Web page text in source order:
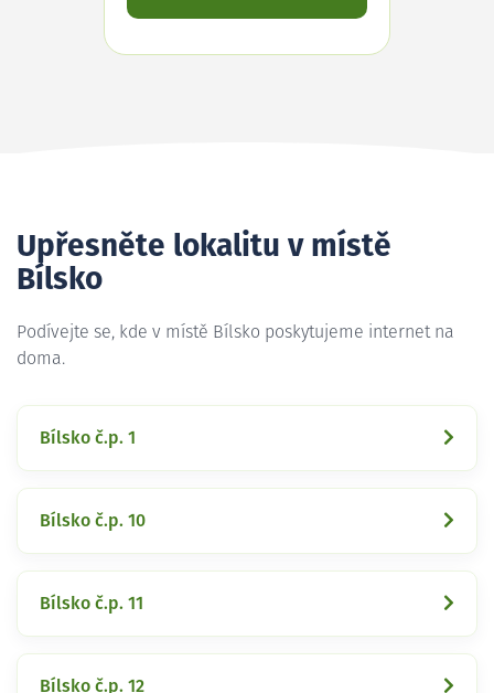
Upřesněte lokalitu v místě
Bílsko
Podívejte se, kde v místě Bílsko poskytujeme internet na
doma.
Bílsko č.p. 1
Bílsko č.p. 10
Bílsko č.p. 11
Bílsko č.p. 12